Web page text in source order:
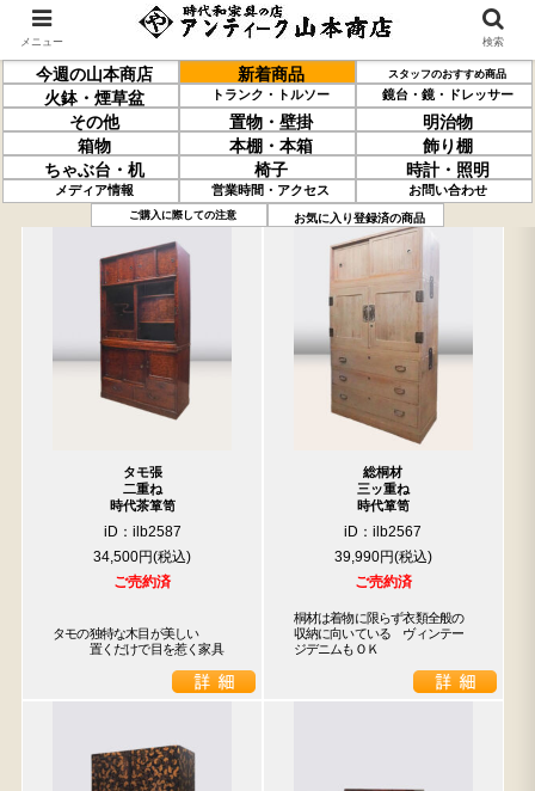
今週の山本商店 新着商品 スタッフのおすすめ商品
火鉢・煙草盆 トランク・トルソー 鏡台・鏡・ドレッサー
その他 置物・壁掛
明治物
箱物
本棚・本箱
飾り棚
ちゃぶ台・机
椅子 時計・照明
メディア情報 営業時間・アクセス お問い合わせ
ご購入に際しての注意 お気に入り登録済の商品
過去の取り扱い商品(5月29日分) 売約済の商品を非表示にする
タモ張
二重ね
時代茶箪笥
iD：ilb2587
34,500円
ご売約済
タモの独特な木目が美しい
置くだけで目を惹く家具
総桐材
三ッ重ね
時代箪笥
iD：ilb2567
39,990円
ご売約済
桐材は着物に限らず衣類全般の
収納に向いている　ヴィンテー
ジデニムもＯＫ
メニュー 検索